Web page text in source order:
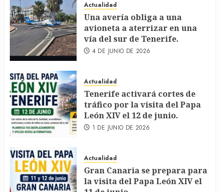
Actualidad
Una avería obliga a una
avioneta a aterrizar en una
vía del sur de Tenerife.
4 DE JUNIO DE 2026
Actualidad
Tenerife activará cortes de
tráfico por la visita del Papa
León XIV el 12 de junio.
1 DE JUNIO DE 2026
Actualidad
Gran Canaria se prepara para
la visita del Papa León XIV el